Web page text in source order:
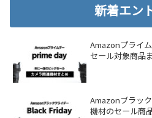
新着エン
Amazonプライ
セール対象商品
Amazonブラッ
機材のセール商